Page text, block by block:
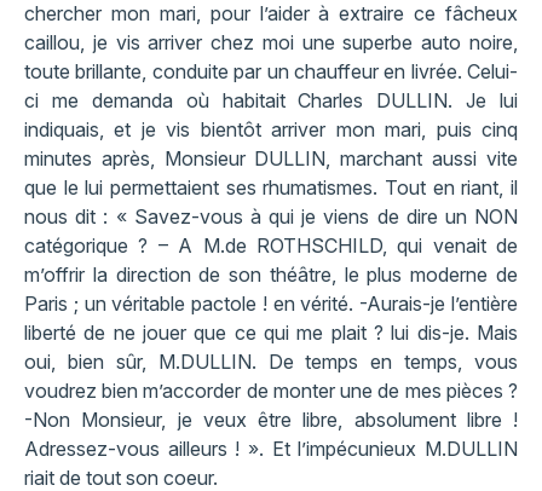
chercher mon mari, pour l’aider à extraire ce fâcheux
caillou, je vis arriver chez moi une superbe auto noire,
toute brillante, conduite par un chauffeur en livrée. Celui-
ci me demanda où habitait Charles DULLIN. Je lui
indiquais, et je vis bientôt arriver mon mari, puis cinq
minutes après, Monsieur DULLIN, marchant aussi vite
que le lui permettaient ses rhumatismes. Tout en riant, il
nous dit : « Savez-vous à qui je viens de dire un NON
catégorique ? – A M.de ROTHSCHILD, qui venait de
m’offrir la direction de son théâtre, le plus moderne de
Paris ; un véritable pactole ! en vérité. -Aurais-je l’entière
liberté de ne jouer que ce qui me plait ? lui dis-je. Mais
oui, bien sûr, M.DULLIN. De temps en temps, vous
voudrez bien m’accorder de monter une de mes pièces ?
-Non Monsieur, je veux être libre, absolument libre !
Adressez-vous ailleurs ! ». Et l’impécunieux M.DULLIN
riait de tout son coeur.